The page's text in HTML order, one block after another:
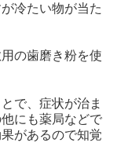
冷たい物が当た
の歯磨き粉を使
で、症状が治ま
にも薬局などで
があるので知覚